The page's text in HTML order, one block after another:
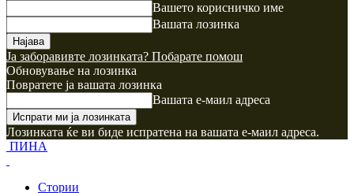
Вашето корисничко име
Вашата лозинка
Ја заборавивте лозинката? Побарате помош
Обновување на лозинка
Повратете ја вашата лозинка
Вашата е-маил адреса
Лозинката ќе ви биде испратена на вашата е-маил адреса.
ПИНА
Стории